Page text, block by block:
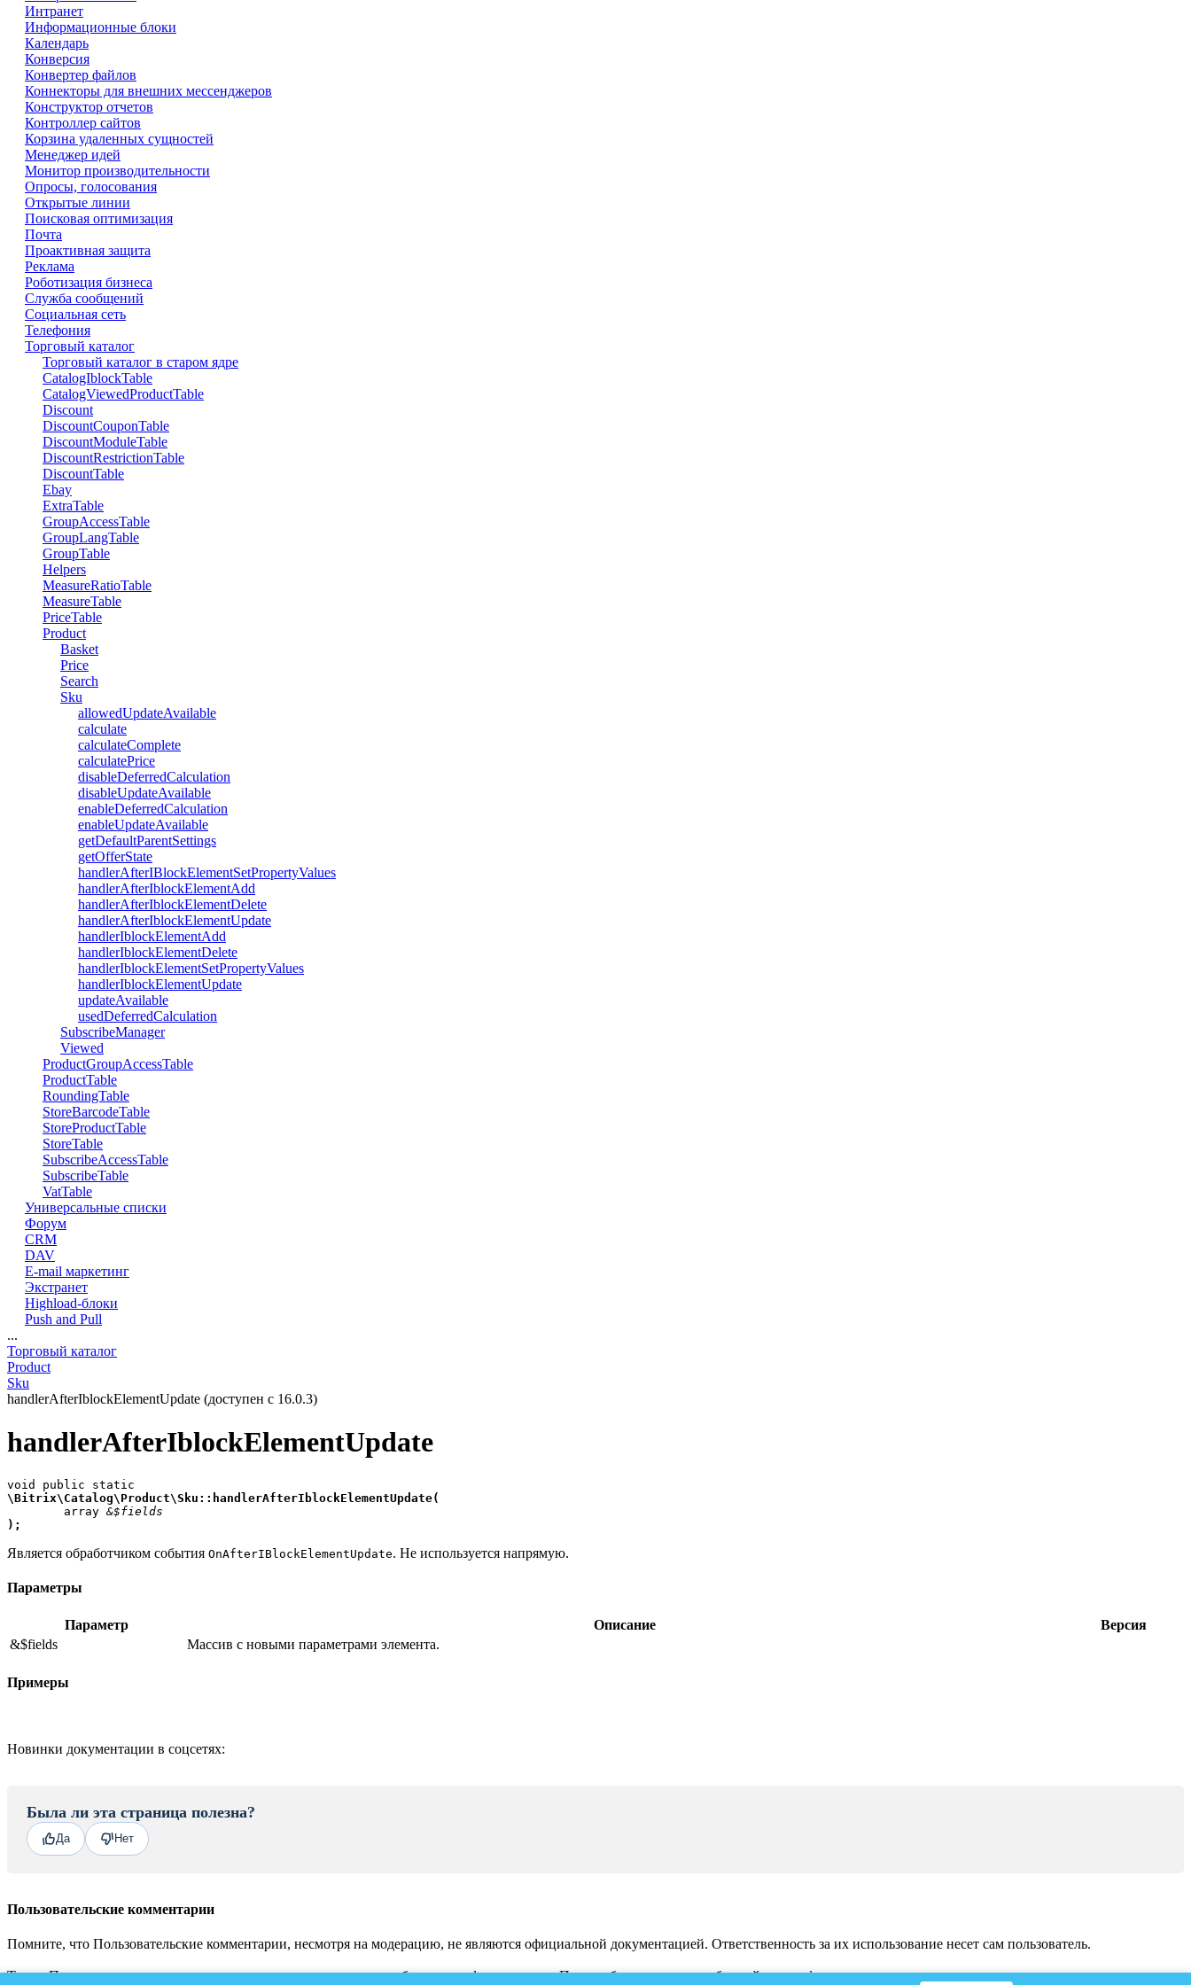
Интранет
Информационные блоки
Календарь
Конверсия
Конвертер файлов
Коннекторы для внешних мессенджеров
Конструктор отчетов
Контроллер сайтов
Корзина удаленных сущностей
Менеджер идей
Монитор производительности
Опросы, голосования
Открытые линии
Поисковая оптимизация
Почта
Проактивная защита
Реклама
Роботизация бизнеса
Служба сообщений
Социальная сеть
Телефония
Торговый каталог
Торговый каталог в старом ядре
CatalogIblockTable
CatalogViewedProductTable
Discount
DiscountCouponTable
DiscountModuleTable
DiscountRestrictionTable
DiscountTable
Ebay
ExtraTable
GroupAccessTable
GroupLangTable
GroupTable
Helpers
MeasureRatioTable
MeasureTable
PriceTable
Product
Basket
Price
Search
Sku
allowedUpdateAvailable
calculate
calculateComplete
calculatePrice
disableDeferredCalculation
disableUpdateAvailable
enableDeferredCalculation
enableUpdateAvailable
getDefaultParentSettings
getOfferState
handlerAfterIBlockElementSetPropertyValues
handlerAfterIblockElementAdd
handlerAfterIblockElementDelete
handlerAfterIblockElementUpdate
handlerIblockElementAdd
handlerIblockElementDelete
handlerIblockElementSetPropertyValues
handlerIblockElementUpdate
updateAvailable
usedDeferredCalculation
SubscribeManager
Viewed
ProductGroupAccessTable
ProductTable
RoundingTable
StoreBarcodeTable
StoreProductTable
StoreTable
SubscribeAccessTable
SubscribeTable
VatTable
Универсальные списки
Форум
CRM
DAV
E-mail маркетинг
Экстранет
Highload-блоки
Push and Pull
...
Торговый каталог
Product
Sku
handlerAfterIblockElementUpdate (доступен с 16.0.3)
handlerAfterIblockElementUpdate
\Bitrix\Catalog\Product\Sku::handlerAfterIblockElementUpdate(
array &$fields
);
Является обработчиком события OnAfterIBlockElementUpdate. Не используется напрямую.
Параметры
Параметр Описание
Версия
&$fields
Массив с новыми параметрами элемента.
Примеры
Новинки документации в соцсетях:
Была ли эта страница полезна?
Да Нет
Пользовательские комментарии
Помните, что Пользовательские комментарии, несмотря на модерацию, не являются официальной документацией. Ответственность за их использование несет сам пользователь.
Также Пользовательские комментарии не являются местом для обсуждения функционала. По подобным вопросам обращайтесь нафорумы.